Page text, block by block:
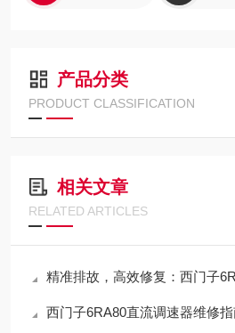
产品分类
PRODUCT CLASSIFICATION
相关文章
RELATED ARTICLES
精准排故，高效修复：西门子
西门子6RA80直流调速器维修